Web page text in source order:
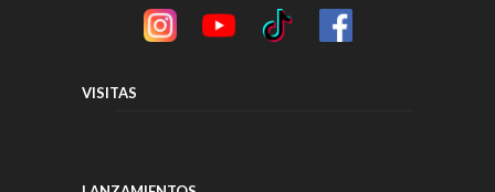
VISITAS